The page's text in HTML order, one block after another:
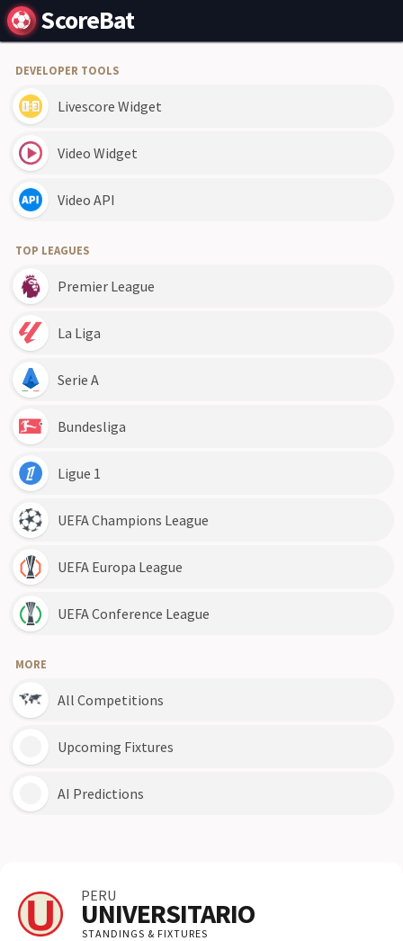
ScoreBat
DEVELOPER TOOLS
Livescore Widget
Video Widget
Video API
TOP LEAGUES
Premier League
La Liga
Serie A
Bundesliga
Ligue 1
UEFA Champions League
UEFA Europa League
UEFA Conference League
MORE
All Competitions
Upcoming Fixtures
AI Predictions
PERU
UNIVERSITARIO
STANDINGS & FIXTURES